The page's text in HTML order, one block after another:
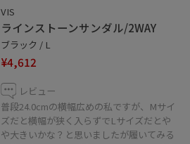
VIS
ラインストーンサンダル/2WAY
ブラック / L
¥4,612
レビュー
普段24.0cmの横幅広めの私ですが、Mサイ
ズだと横幅が狭く入らずでLサイズだとや
や大きいかな？と思いましたが履いてみる